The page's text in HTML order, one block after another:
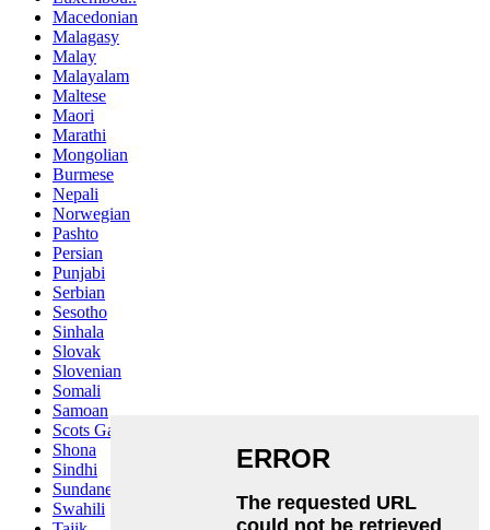
Macedonian
Malagasy
Malay
Malayalam
Maltese
Maori
Marathi
Mongolian
Burmese
Nepali
Norwegian
Pashto
Persian
Punjabi
Serbian
Sesotho
Sinhala
Slovak
Slovenian
Somali
Samoan
Scots Gaelic
Shona
Sindhi
Sundanese
Swahili